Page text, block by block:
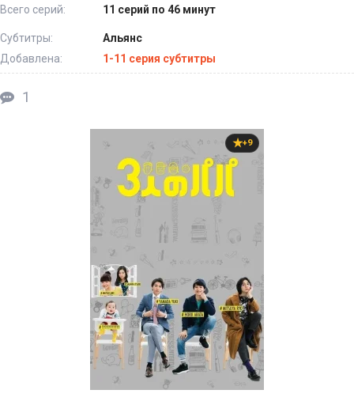
Всего серий:
11 серий по 46 минут
Субтитры:
Альянс
Добавлена:
1-11 серия субтитры
1
+9